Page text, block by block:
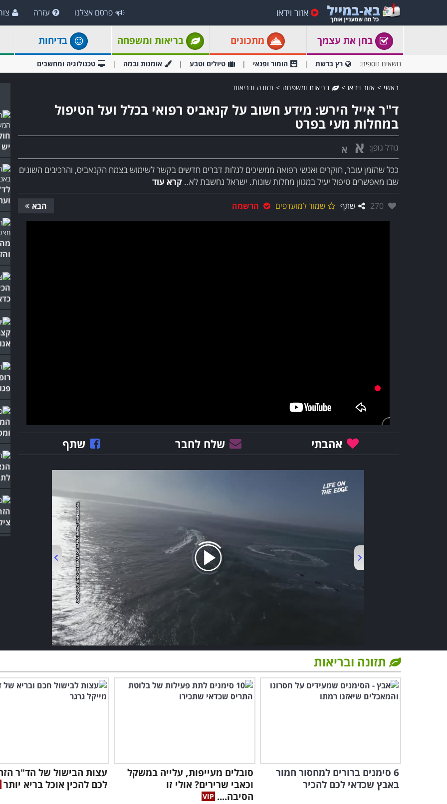
אזור וידאו פרסם אצלנו עזרה
בחן את עצמך מתכונים בריאות ומשפחה בדיחות
נושאים נוספים: רץ ברשת הומור ופנאי טיולים וטבע אומנות ובמה טכנולוגיה ומחשבים
ראשי > אזור וידאו > בריאות ומשפחה > תזונה ובריאות
ד"ר אייל הירש: מידע חשוב על קנאביס רפואי בכלל ועל הטיפול
במחלות מעי בפרט
גודל גופן: א א
ככל שהזמן עובר, חוקרים ואנשי רפואה ממשיכים לגלות דברים חדשים בקשר לשימוש בצמח הקנאביס, והרכיבים השונים
שבו מאפשרים טיפול יעיל במגוון מחלות שונות. ישראל נחשבת לא.. קרא עוד
אהבו:
270 שתף שמור למועדפים הרשמה הבא
אהבתי שלח לחבר שתף
00:00/01:37
תזונה ובריאות
6 סימנים ברורים למחסור חמור
באבץ שכדאי לכם להכיר
סובלים מעייפות, עלייה במשקל
וכאבי שרירים? אולי זו
הסיבה....
עצות הבישול של הד"ר
לכם להכין אוכל בריא יותר